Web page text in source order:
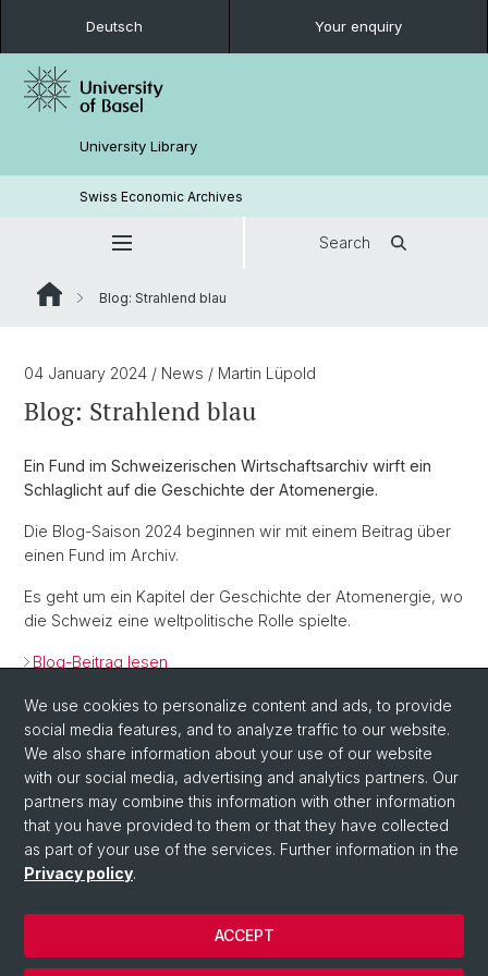
Deutsch Your enquiry
University Library
Swiss Economic Archives
Search
Blog: Strahlend blau
04 January 2024 / News / Martin Lüpold
Blog: Strahlend blau
Ein Fund im Schweizerischen Wirtschaftsarchiv wirft ein
Schlaglicht auf die Geschichte der Atomenergie.
Die Blog-Saison 2024 beginnen wir mit einem Beitrag über
einen Fund im Archiv.
Es geht um ein Kapitel der Geschichte der Atomenergie, wo
die Schweiz eine weltpolitische Rolle spielte.
Blog-Beitrag lesen
Back
© University of Basel
We use cookies to personalize content and ads, to provide
social media features, and to analyze traffic to our website.
We also share information about your use of our website
with our social media, advertising and analytics partners. Our
partners may combine this information with other information
that you have provided to them or that they have collected
as part of your use of the services. Further information in the
Privacy policy.
ACCEPT